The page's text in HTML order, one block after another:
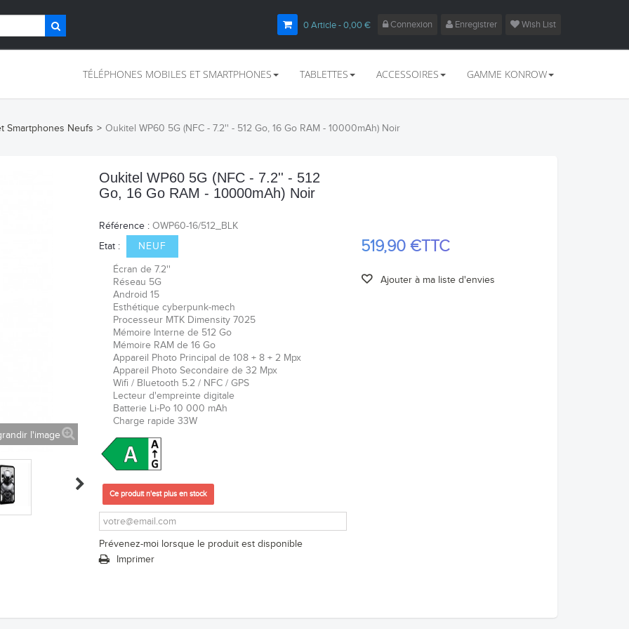
Connexion Enregistrer Wish List
0Article- 0,00 €
TÉLÉPHONES MOBILES ET SMARTPHONES TABLETTES ACCESSOIRES GAMME KONROW
Smartphones Neufs > Oukitel WP60 5G (NFC - 7.2'' - 512 Go, 16 Go RAM - 10000mAh) Noir
l'image
Oukitel WP60 5G (NFC - 7.2'' - 512
Go, 16 Go RAM - 10000mAh) Noir
Référence : OWP60-16/512_BLK
Etat :
NEUF
Écran de 7.2''
Réseau 5G
Android 15
Esthétique cyberpunk-mech
Processeur MTK Dimensity 7025
Mémoire Interne de 512 Go
Mémoire RAM de 16 Go
Appareil Photo Principal de 108 + 8 + 2 Mpx
Appareil Photo Secondaire de 32 Mpx
Wifi / Bluetooth 5.2 / NFC / GPS
Lecteur d'empreinte digitale
Batterie Li-Po 10 000 mAh
Charge rapide 33W
Ce produit n'est plus en stock
Prévenez-moi lorsque le produit est disponible
Imprimer
519,90 €TTC
Ajouter à ma liste d'envies